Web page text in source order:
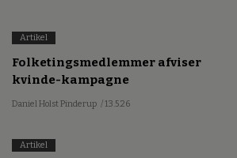
Artikel
Folketingsmedlemmer afviser
kvinde-kampagne
Daniel Holst Pinderup / 13.5.26
Artikel